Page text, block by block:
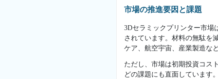
市場の推進要因と課題
3Dセラミックプリンター市場
されています。材料の無駄を
ケア、航空宇宙、産業製造な
ただし、市場は初期投資コス
どの課題にも直面しています